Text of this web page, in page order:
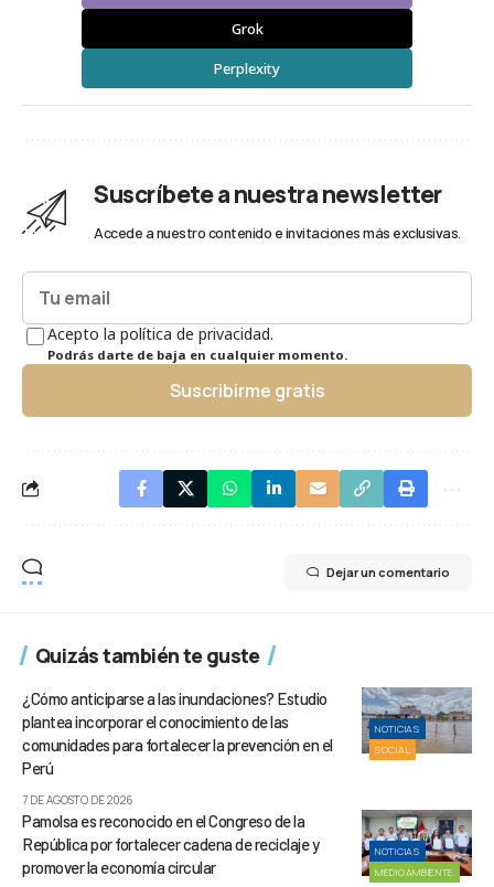
Grok
Perplexity
Suscríbete a nuestra newsletter
Accede a nuestro contenido e invitaciones más exclusivas.
Acepto la política de privacidad.
Podrás darte de baja en cualquier momento.
Suscribirme gratis
Dejar un comentario
Quizás también te guste
NOTICIAS
SOCIAL
¿Cómo anticiparse a las inundaciones? Estudio
plantea incorporar el conocimiento de las
comunidades para fortalecer la prevención en el
Perú
7 DE AGOSTO DE 2026
NOTICIAS
MEDIOAMBIENTE
Pamolsa es reconocido en el Congreso de la
República por fortalecer cadena de reciclaje y
promover la economía circular